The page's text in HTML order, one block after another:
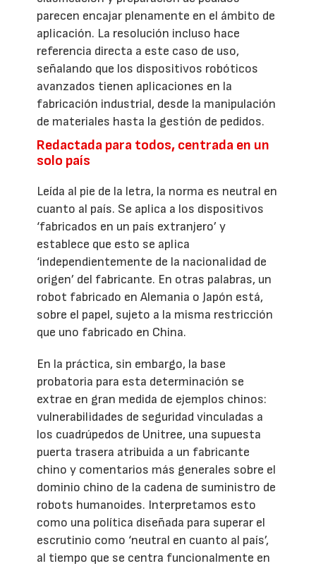
parecen encajar plenamente en el ámbito de
aplicación. La resolución incluso hace
referencia directa a este caso de uso,
señalando que los dispositivos robóticos
avanzados tienen aplicaciones en la
fabricación industrial, desde la manipulación
de materiales hasta la gestión de pedidos.
Redactada para todos, centrada en un
solo país
Leída al pie de la letra, la norma es neutral en
cuanto al país. Se aplica a los dispositivos
‘fabricados en un país extranjero’ y
establece que esto se aplica
‘independientemente de la nacionalidad de
origen’ del fabricante. En otras palabras, un
robot fabricado en Alemania o Japón está,
sobre el papel, sujeto a la misma restricción
que uno fabricado en China.
En la práctica, sin embargo, la base
probatoria para esta determinación se
extrae en gran medida de ejemplos chinos:
vulnerabilidades de seguridad vinculadas a
los cuadrúpedos de Unitree, una supuesta
puerta trasera atribuida a un fabricante
chino y comentarios más generales sobre el
dominio chino de la cadena de suministro de
robots humanoides. Interpretamos esto
como una política diseñada para superar el
escrutinio como ‘neutral en cuanto al país’,
al tiempo que se centra funcionalmente en